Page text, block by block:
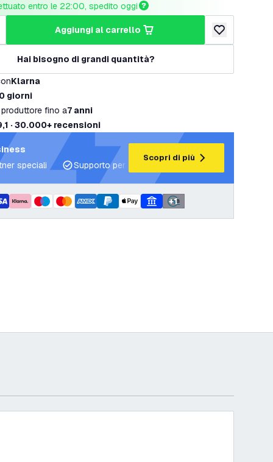
entro le 22:00, spedito oggi
quantitàaggiungi al carrello
aggiungi alla
Hai bisogno di grandi quantità?
Klarna
giorni
fino a7 anni
· 30.000+ recensioni
speciali
Supporto per progetti e piani di illuminazione
Scopri di più
+1